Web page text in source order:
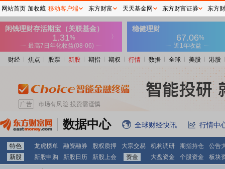
财经 焦点 股票 新股 期指 期权 行情 数据 全球 美股 港股
数据中心 全球财经快讯 行情中
特色 龙虎榜单 融资融券 股权质押 大宗交易 机构调研 期指持仓
公告
新股
新股申购 新股日历 新股上会 资金 大盘资金 个股资金 板块
网站首页 加收藏 移动客户端 东方财富 天天基金网 东方财富证券 东方